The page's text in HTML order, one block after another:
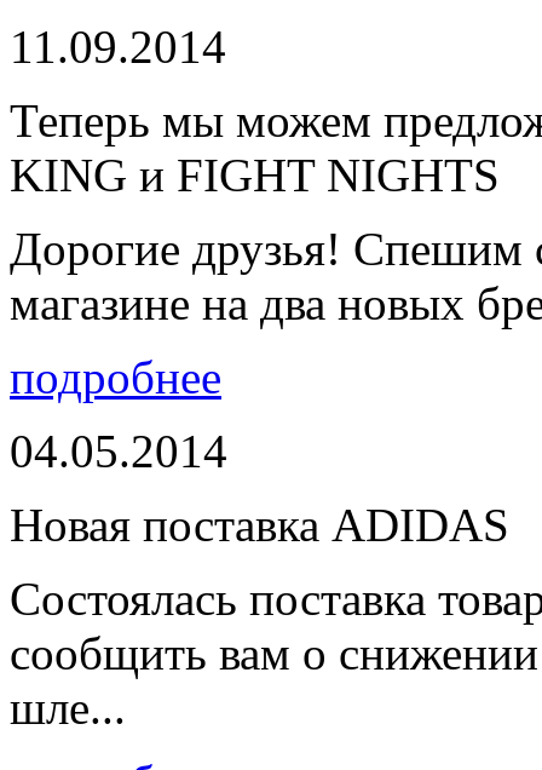
11.09.2014
Теперь мы можем
KING и FIGHT NIGHTS
Дорогие друзья! Спешим
магазине на два новых
подробнее
04.05.2014
Новая поставка ADIDAS
Состоялась поставка
сообщить вам о
шле...